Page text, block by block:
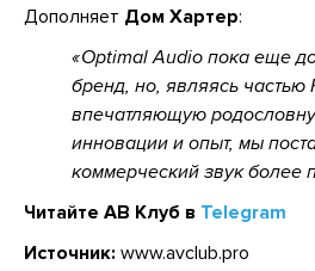
Дополняет Дом Хартер:
Optimal Audio пока еще
бренд, но, являясь частью
впечатляющую
инновации и опыт, мы
коммерческий звук более
Читайте АВ Клуб в Telegram
Источник: www.avclub.pro